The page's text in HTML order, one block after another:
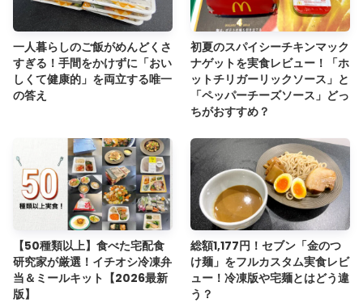
一人暮らしのご飯がめんどくさ
すぎる！手間をかけずに「おい
しくて健康的」を両立する唯一
の答え
初夏のスパイシーチキンマック
ナゲットを実食レビュー！「ホ
ットチリガーリックソース」と
「ペッパーチーズソース」どっ
ちがおすすめ？
【50種類以上】食べた宅配食
研究家が厳選！イチオシ冷凍弁
当＆ミールキット【2026最新
版】
総額1,177円！セブン「金のつ
け麺」をフルカスタム実食レビ
ュー！冷凍版や宅麺とはどう違
う？